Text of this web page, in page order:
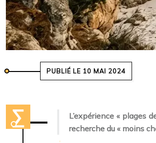
PUBLIÉ LE 10 MAI 2024
L’expérience « plages
recherche du « moins